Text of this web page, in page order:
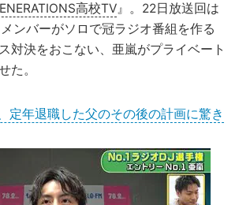
高校TV 』。22日放送回は
メンバーがソロで冠ラジオ番組を作る
対決をおこない、亜嵐がプライベート
た。
定年退職した父のその後の計画に驚き